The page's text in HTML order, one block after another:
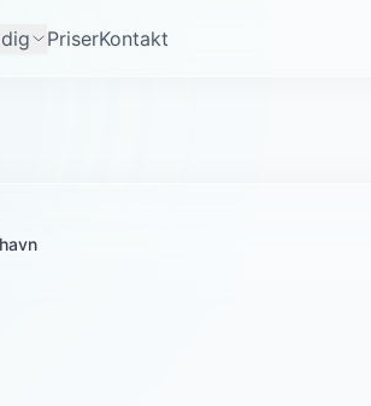
PriserKontakt